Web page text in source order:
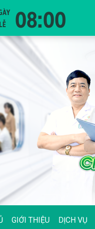
08:00
GIỚI THIỆU DỊCH VỤ